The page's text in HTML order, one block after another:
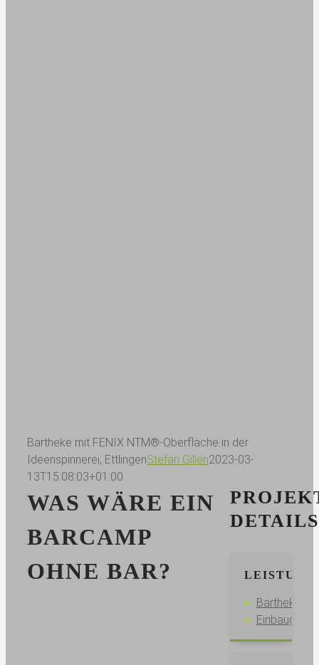
Bartheke mit FENIX NTM®-Oberfläche in der
Ideenspinnerei, EttlingenStefan Gillen2023-03-
13T15:08:03+01:00
WAS WÄRE EIN
BARCAMP
OHNE BAR?
DETAILS
Bartheke